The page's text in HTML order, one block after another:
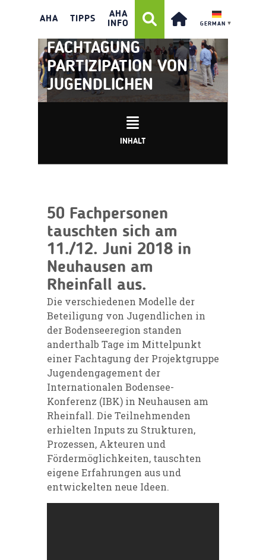
AHA TIPPS
AHA
INFO
GERMAN ▼
FACHTAGUNG
PARTIZIPATION VON
JUGENDLICHEN
INHALT
50 Fachpersonen
tauschten sich am
11./12. Juni 2018 in
Neuhausen am
Rheinfall aus.
Die verschiedenen Modelle der
Beteiligung von Jugendlichen in
der Bodenseeregion standen
anderthalb Tage im Mittelpunkt
einer Fachtagung der Projektgruppe
Jugendengagement der
Internationalen Bodensee-
Konferenz (IBK) in Neuhausen am
Rheinfall. Die Teilnehmenden
erhielten Inputs zu Strukturen,
Prozessen, Akteuren und
Fördermöglichkeiten, tauschten
eigene Erfahrungen aus und
entwickelten neue Ideen.